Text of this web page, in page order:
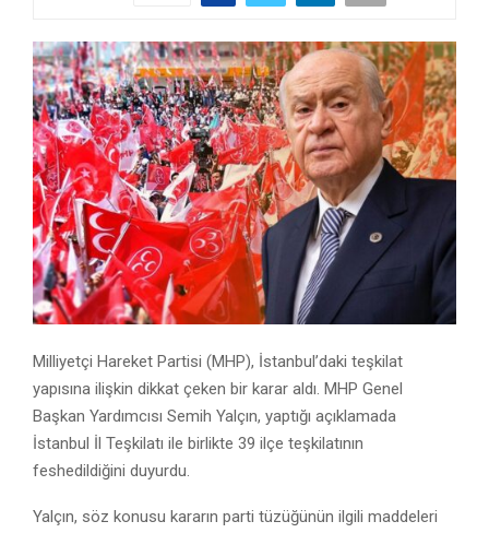
Milliyetçi Hareket Partisi (MHP), İstanbul’daki teşkilat
yapısına ilişkin dikkat çeken bir karar aldı. MHP Genel
Başkan Yardımcısı Semih Yalçın, yaptığı açıklamada
İstanbul İl Teşkilatı ile birlikte 39 ilçe teşkilatının
feshedildiğini duyurdu.
Yalçın, söz konusu kararın parti tüzüğünün ilgili maddeleri